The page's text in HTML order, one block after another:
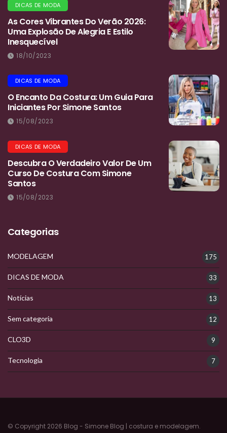
DICAS DE MODA
As Cores Vibrantes Do Verão 2026:
Uma Explosão De Alegria E Estilo
Inesquecível
18/10/2023
DICAS DE MODA
O Encanto Da Costura: Um Guia Para
Iniciantes Por Simone Santos
15/08/2023
DICAS DE MODA
Descubra O Verdadeiro Valor De Um
Curso De Costura Com Simone
Santos
15/08/2023
Categorias
MODELAGEM 175
DICAS DE MODA 33
Notícias 13
Sem categoria 12
CLO3D 9
Tecnologia 7
© Copyright 2026 Blog - Simone Blog | costura e modelagem.